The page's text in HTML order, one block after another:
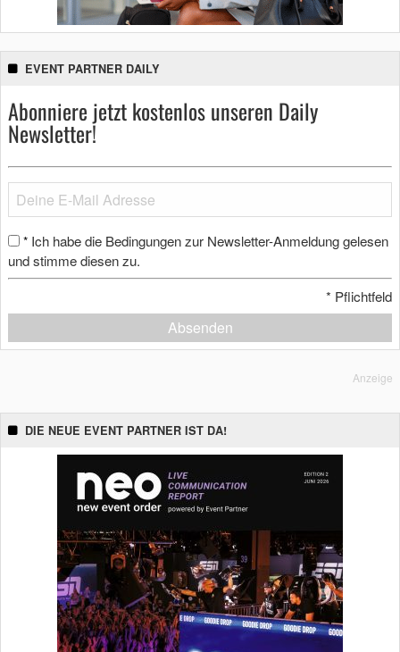
EVENT PARTNER DAILY
Abonniere jetzt kostenlos unseren Daily
Newsletter!
* Ich habe die Bedingungen zur Newsletter-Anmeldung gelesen
und stimme diesen zu.
* Pflichtfeld
Absenden
Anzeige
DIE NEUE EVENT PARTNER IST DA!